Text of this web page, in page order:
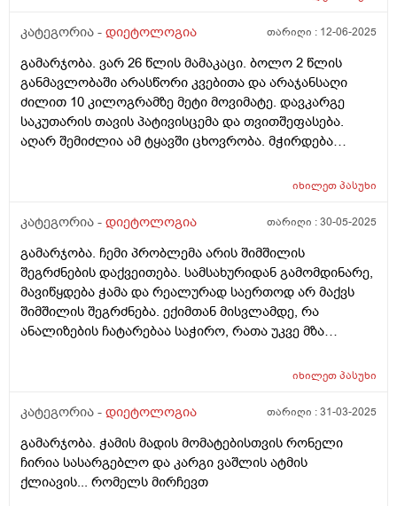
საათით. კუჭში 2-3 დღეში 1ხელ გავდივარ სულ, მაგრამ
ეს რაღაცა ახლა დამემართა. რამოდენიმე თვეა. კუჭში
არასდროს.
კატეგორია - დიეტოლოგია თარიღი : 12-06-2025
გამარჯობა. ვარ 26 წლის მამაკაცი. ბოლო 2 წლის
განმავლობაში არასწორი კვებითა და არაჯანსაღი
ძილით 10 კილოგრამზე მეტი მოვიმატე. დავკარგე
საკუთარის თავის პატივისცემა და თვითშეფასება.
აღარ შემიძლია ამ ტყავში ცხოვრობა. მჭირდება
სხვა ფაქტორებსე დაყრდნობით - ყველაფერს ჯანსაღი
ეს 10 კილოგრამი და ცზიმის პროცენტულობა
დამიწერს კვებას და ა.შ დავუსვამ კითხვებს და
შემამეცნებს კიდეც. აქედან გამომდინა, ვინ არის ჩემი
ექიმი? ვერ გავერკვიე. დიეტოლოგი, ნუტრიციოლოგი
თუ ენდოკრინოლოგი? ვისთან ჩავეწერო და ვის
მირჩევდით? მადლობა.
იხილეთპასუხი
კატეგორია - დიეტოლოგია თარიღი :30-05-2025
გამარჯობა. ჩემი პრობლემა არის შიმშილის
შეგრძნების დაქვეითება. სამსახურიდან გამომდინარე,
მავიწყდება ჭამა და რეალურად საერთოდ არ მაქვს
შიმშილის შეგრძნება. ექიმთან მისვლამდე, რა
ანალიზების ჩატარებაა საჭირო, რათა უკვე მზა
იხილეთპასუხი
კატეგორია - დიეტოლოგია თარიღი :31-03-2025
გამარჯობა. ჭამის მადის მომატებისთვის რონელი
ჩირია სასარგებლო და კარგი ვაშლის ატმის
ქლიავის... რომელს მირჩევთ